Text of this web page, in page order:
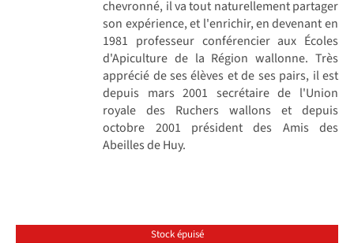
chevronné, il va tout naturellement partager
son expérience, et l'enrichir, en devenant en
1981 professeur conférencier aux Écoles
d'Apiculture de la Région wallonne. Très
apprécié de ses élèves et de ses pairs, il est
depuis mars 2001 secrétaire de l'Union
royale des Ruchers wallons et depuis
octobre 2001 président des Amis des
Abeilles de Huy.
Stock épuisé